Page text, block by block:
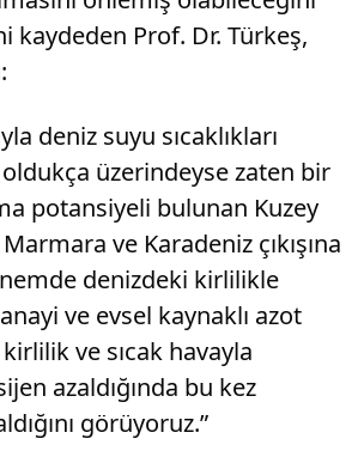
kaydeden Prof. Dr. Türkeş,
deniz suyu sıcaklıkları
üzerindeyse zaten bir
potansiyeli bulunan Kuzey
ve Karadeniz çıkışına
denizdeki kirlilikle
ve evsel kaynaklı azot
ve sıcak havayla
azaldığında bu kez
görüyoruz.”